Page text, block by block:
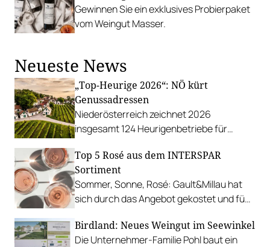
Gewinnen Sie ein exklusives Probierpaket
vom Weingut Masser.
Neueste News
„Top-Heurige 2026“: NÖ kürt
Genussadressen
Niederösterreich zeichnet 2026
insgesamt 124 Heurigenbetriebe für
Top 5 Rosé aus dem INTERSPAR
Sortiment
Sommer, Sonne, Rosé: Gault&Millau hat
sich durch das Angebot gekostet und fünf
Birdland: Neues Weingut im Seewinkel
Die Unternehmer-Familie Pohl baut ein